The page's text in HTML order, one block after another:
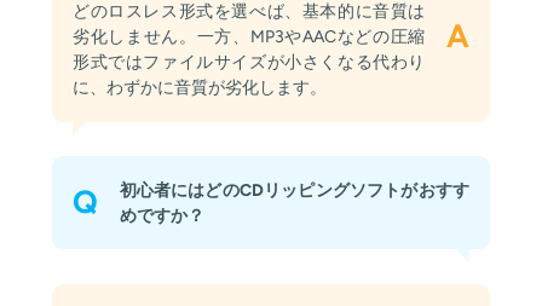
どのロスレス形式を選べば、基本的に音質は
劣化しません。一方、MP3やAACなどの圧縮
形式ではファイルサイズが小さくなる代わり
に、わずかに音質が劣化します。
A
Q
初心者にはどのCDリッピングソフトがおすす
めですか？